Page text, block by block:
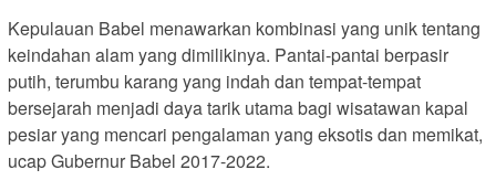
Kepulauan Babel menawarkan kombinasi yang unik tentang
keindahan alam yang dimilikinya. Pantai-pantai berpasir
putih, terumbu karang yang indah dan tempat-tempat
bersejarah menjadi daya tarik utama bagi wisatawan kapal
pesiar yang mencari pengalaman yang eksotis dan memikat,
ucap Gubernur Babel 2017-2022.